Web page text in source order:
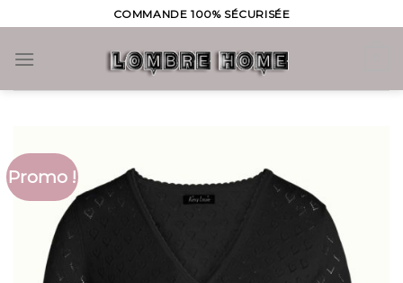
to
content
COMMANDE 100% SÉCURISÉE
Promo !